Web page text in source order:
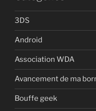
3DS
Android
Association WDA
Avancement de ma
Bouffe geek